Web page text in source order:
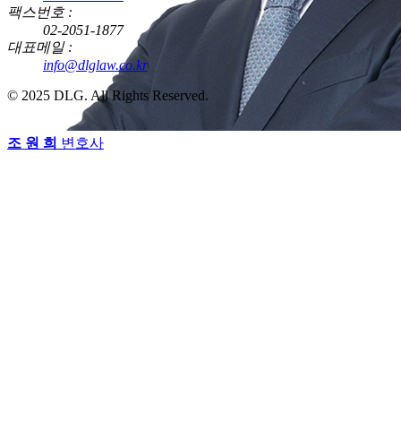
조 원 희 변호사
팩스번호 :
02-2051-1877
대표메일 :
info@dlglaw.co.kr
© 2025 DLG. All Rights Reserved.